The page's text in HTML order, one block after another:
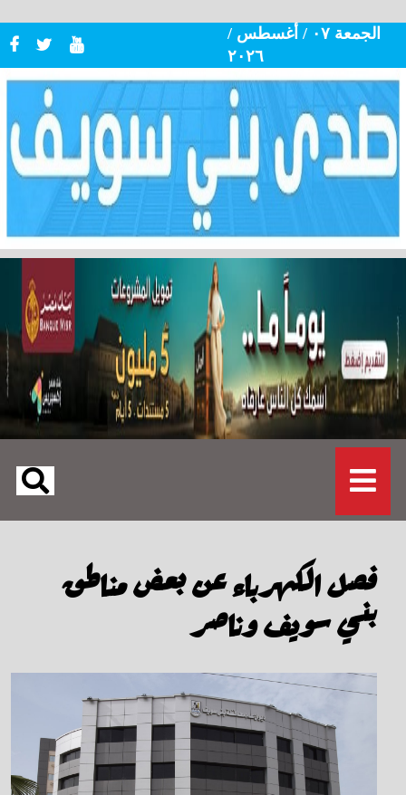
الجمعة ٠٧ / أغسطس /
٢٠٢٦
فصل الكهرباء عن بعض مناطق
بني سويف وناصر